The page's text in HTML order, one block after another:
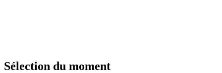
Sélection du moment